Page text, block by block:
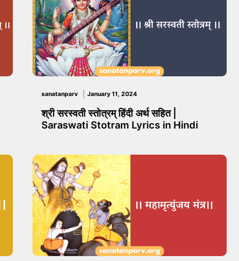
sanatanparv January 11, 2024
श्री सरस्वती स्तोत्रम् हिंदी अर्थ सहित |
Saraswati Stotram Lyrics in Hindi